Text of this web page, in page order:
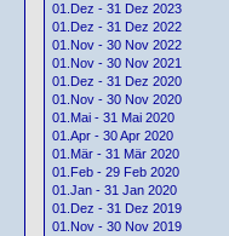
01.Dez - 31 Dez 2023
01.Dez - 31 Dez 2022
01.Nov - 30 Nov 2022
01.Nov - 30 Nov 2021
01.Dez - 31 Dez 2020
01.Nov - 30 Nov 2020
01.Mai - 31 Mai 2020
01.Apr - 30 Apr 2020
01.Mär - 31 Mär 2020
01.Feb - 29 Feb 2020
01.Jan - 31 Jan 2020
01.Dez - 31 Dez 2019
01.Nov - 30 Nov 2019